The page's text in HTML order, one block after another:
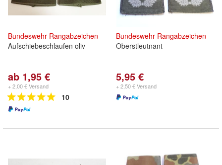
Bundeswehr Rangabzeichen
Aufschiebeschlaufen oliv
ab 1,95 €
+ 2,00 € Versand
10
Bundeswehr Rangabzeichen
Oberstleutnant
5,95 €
+ 2,50 € Versand